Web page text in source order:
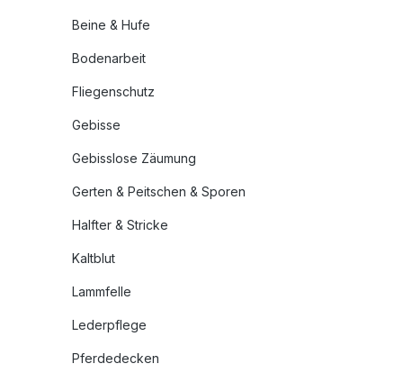
Beine & Hufe
Bodenarbeit
Fliegenschutz
Gebisse
Gebisslose Zäumung
Gerten & Peitschen & Sporen
Halfter & Stricke
Kaltblut
Lammfelle
Lederpflege
Pferdedecken